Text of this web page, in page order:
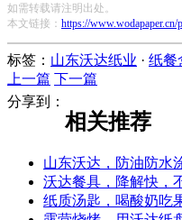
如需转载请注明出处。
本文链接： https://www.wodapaper.cn/
标签： 山东沃达纸业 · 纸餐
上一篇 下一篇
分享到：
相关推荐
山东沃达，防油防水
沃达餐具，降解快，
纸质汤匙，喝酸奶吃